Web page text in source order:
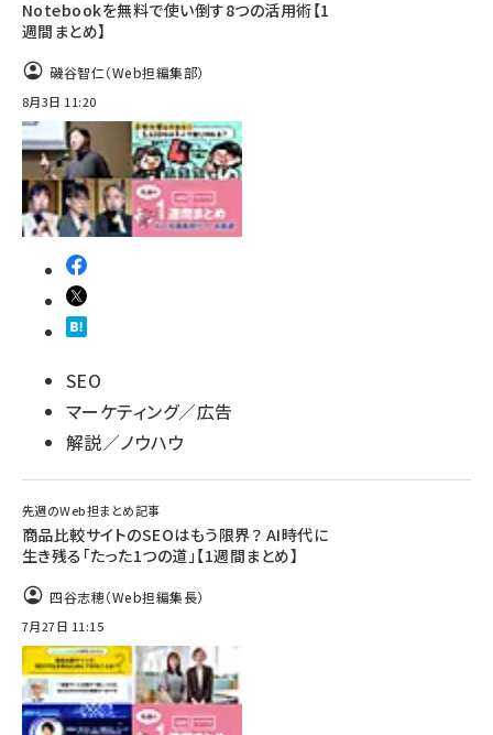
Notebookを無料で使い倒す8つの活用術【1
週間まとめ】
磯谷智仁（Web担編集部）
8月3日 11:20
SEO
マーケティング／広告
解説／ノウハウ
先週のWeb担まとめ記事
商品比較サイトのSEOはもう限界？ AI時代に
生き残る「たった1つの道」【1週間まとめ】
四谷志穂（Web担編集長）
7月27日 11:15